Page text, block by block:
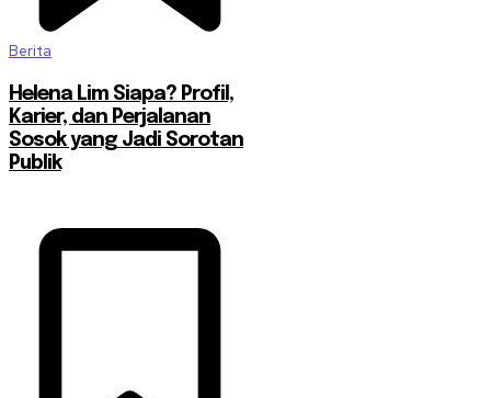
Berita
Helena Lim Siapa? Profil,
Karier, dan Perjalanan
Sosok yang Jadi Sorotan
Publik